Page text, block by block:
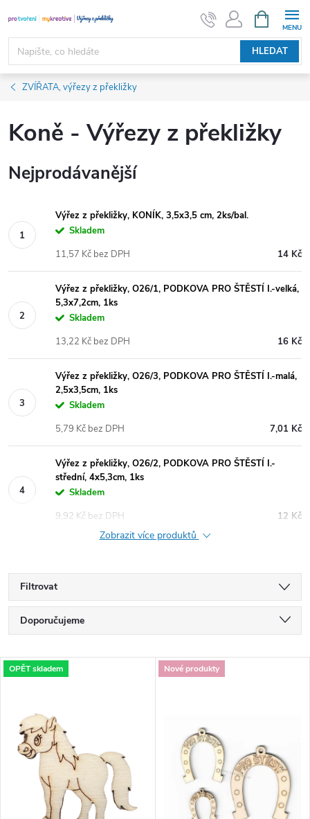
na
obsah
HLEDAT
NÁKUPNÍ
KOŠÍK
ZVÍŘATA, výřezy z překližky
Koně - Výřezy z překližky
Nejprodávanější
Výřez z překližky, KONÍK, 3,5x3,5 cm, 2ks/bal.
Skladem
14 Kč
11,57 Kč bez DPH
Výřez z překližky, O26/1, PODKOVA PRO ŠTĚSTÍ I.-velká,
5,3x7,2cm, 1ks
Skladem
16 Kč
13,22 Kč bez DPH
Výřez z překližky, O26/3, PODKOVA PRO ŠTĚSTÍ I.-malá,
2,5x3,5cm, 1ks
Skladem
7,01 Kč
5,79 Kč bez DPH
Výřez z překližky, O26/2, PODKOVA PRO ŠTĚSTÍ I.-
střední, 4x5,3cm, 1ks
Skladem
12 Kč
9,92 Kč bez DPH
Zobrazit více produktů
Filtrovat
Ř
a
e
n
Doporučujeme
Nejdražší
Abecedně
V
p
OPĚT skladem Nové produkty